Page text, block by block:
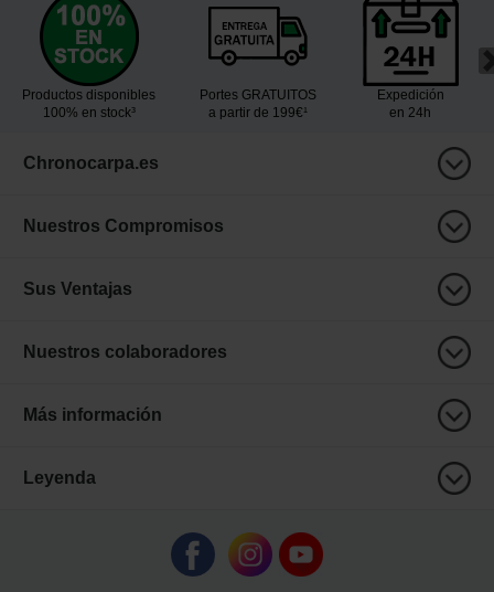
Productos disponibles
100% en stock³
Portes GRATUITOS
a partir de 199€¹
Expedición
en 24h
Chronocarpa.es
Nuestros Compromisos
Sus Ventajas
Nuestros colaboradores
Más información
Leyenda